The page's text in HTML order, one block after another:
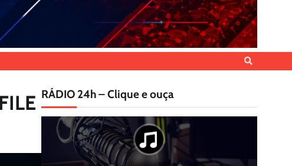
RÁDIO 24h – Clique e ouça